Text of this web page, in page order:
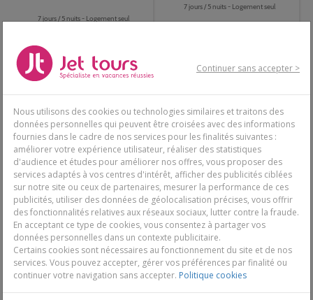
7 jours / 5 nuits - Logement seul
Dès893€755€
Découvrir
7 jours / 5 nuits - Logement seul
Dès907€765€
Découvrir
Village Créole 3*
Martinique, Fort-de-France
Hôtel Karibea les Amandiers
3*
Martinique, Fort-de-France
Continuer sans accepter >
Nous utilisons des cookies ou technologies similaires et traitons des
données personnelles qui peuvent être croisées avec des informations
fournies dans le cadre de nos services pour les finalités suivantes :
améliorer votre expérience utilisateur, réaliser des statistiques
d'audience et études pour améliorer nos offres, vous proposer des
services adaptés à vos centres d'intérêt, afficher des publicités ciblées
sur notre site ou ceux de partenaires, mesurer la performance de ces
publicités, utiliser des données de géolocalisation précises, vous offrir
des fonctionnalités relatives aux réseaux sociaux, lutter contre la fraude.
En acceptant ce type de cookies, vous consentez à partager vos
données personnelles dans un contexte publicitaire.
Certains cookies sont nécessaires au fonctionnement du site et de nos
services. Vous pouvez accepter, gérer vos préférences par finalité ou
continuer votre navigation sans accepter. Politique cookies